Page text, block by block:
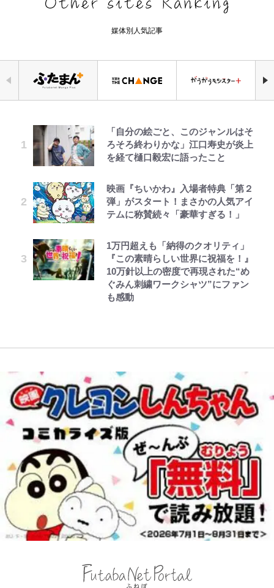
媒体別人気記事
「自分の絵ごと、このジャンルはそ
ろそろ終わりかな」江口寿史が炎上
を経て樋口毅宏に語ったこと
映画『ちいかわ』入場者特典「第２
弾」がスタート！まさかの人気アイ
テムに称賛続々「豪華すぎる！」
1万円超えも「納得のクオリティ」
『この素晴らしい世界に祝福を！』
10万針以上の密度で再現された“め
ぐみん刺繍ワークシャツ”にファン
も感動
錦織一清の写真集はなぜ私服なの
か…高級ブランドをやめ等身大の自
分を表現する現在「ちゃんとおじい
「のりの芝居は観たいと」藤原紀香
が明かす夫・片岡愛之助との関係
藤原紀香が23年間続けるボランテ
ィア活動の原動力は…「偽善者だ」
との声も跳ね返す“誰かの役に立ち
たい”という思い
公式-ヒロインが来る前に妊娠しま
した~詰んだはずの悪役令嬢です
が、どうやら違うようです~ 第1話
公式-冒険家になろう! ~スキルボー
ドでダンジョン攻略~ 第65話(1)
公式-ヒロインが来る前に妊娠しま
した~詰んだはずの悪役令嬢です
が、どうやら違うようです~ 第2話
(1)
｢なんじゃこりゃあああ！｣本田圭
佑の古巣ミラン、漆黒×蛍光レッド
の超絶クールな新サードユニに世界
ゃかっけえわ｣
｢知念さんを煽ってたのと同じ
話題！｢試合中とのギャップw｣｢礼
儀正しいイケメンやな」
浦和と千葉の首をかしげる主力放
出、柏リカルドの下で新加入2人が
千葉雄大、ほっそりイケメン近影に
「顔パンパンだったのに」反響 視
聴者が想った激変の納得理由
村上佳菜子、“遠距離結婚”の夫と
の再会にデレデレ…顔出し公開
「愛が足りない」不満を漏らしてい
黒木啓司が妻・宮崎麗果にDV報
道、逮捕前にインスタに起きてい
た“異変”…削除していたラブラブ
投稿
荒々しい「火山帯」の一端にいるこ
とを体感！ 登頂約10分でも大迫力
「吾妻小富士」火口を1周する「1
ポ【福島県福島市】
【キャンプ自己啓発】増えすぎたギ
かった「本当に必要な7つの道具」
とは
【知ってる？「日本本土四極踏破証
明書」】広島から本州4島の最南端
空の轍と大地の雲と 第1回
第3回 出版までの道のり・その2
レビュー『仮面家族』悠木シュン・
著
えびめしの流儀
でっかい男になりたいゾ
浅草は日本の心だゾ